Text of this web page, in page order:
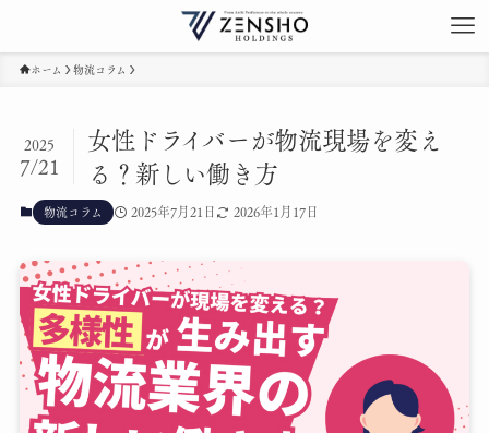
ホーム 物流コラム
女性ドライバーが物流現場を変え
る？新しい働き方
2025
7/21
物流コラム 2025年7月21日 2026年1月17日